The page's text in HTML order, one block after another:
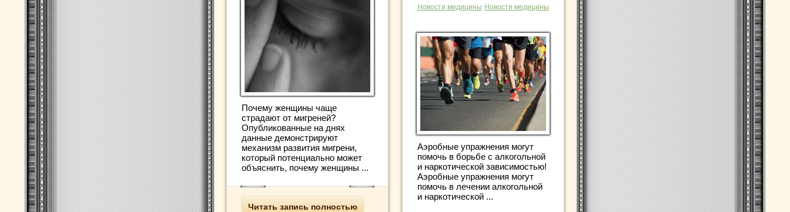
Почему женщины чаще
страдают от мигреней?
Опубликованные на днях
данные демонстрируют
механизм развития мигрени,
который потенциально может
объяснить, почему женщины ...
Читать запись полностью
Новости медицины Новости медицины
Аэробные упражнения могут
помочь в борьбе с алкогольной
и наркотической зависимостью!
Аэробные упражнения могут
помочь в лечении алкогольной
и наркотической ...